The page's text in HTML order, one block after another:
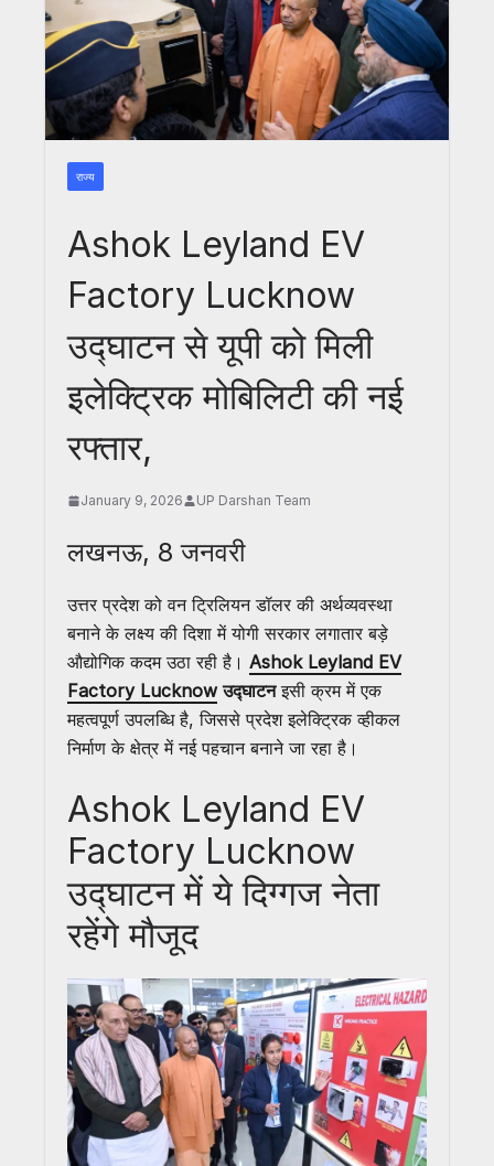
राज्य
Ashok Leyland EV
Factory Lucknow
उद्घाटन से यूपी को मिली
इलेक्ट्रिक मोबिलिटी की नई
रफ्तार,
January 9, 2026 UP Darshan Team
लखनऊ, 8 जनवरी
उत्तर प्रदेश को वन ट्रिलियन डॉलर की अर्थव्यवस्था
बनाने के लक्ष्य की दिशा में योगी सरकार लगातार बड़े
औद्योगिक कदम उठा रही है। Ashok Leyland EV
Factory Lucknowउद्घाटनइसी क्रम में एक
महत्वपूर्ण उपलब्धि है, जिससे प्रदेश इलेक्ट्रिक व्हीकल
निर्माण के क्षेत्र में नई पहचान बनाने जा रहा है।
Ashok Leyland EV
Factory Lucknow
उद्घाटन में ये दिग्गज नेता
रहेंगे मौजूद